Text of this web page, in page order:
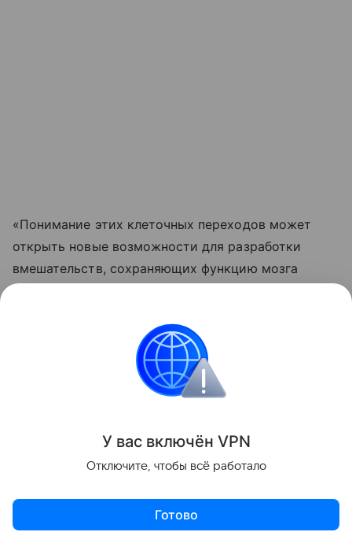
«Понимание этих клеточных переходов может
открыть новые возможности для разработки
вмешательств, сохраняющих функцию мозга
нейробиолог Сянминь Сюй из Калифорнийского
Поделиться
У вас включён VPN
Отключите, чтобы всё работало
Готово